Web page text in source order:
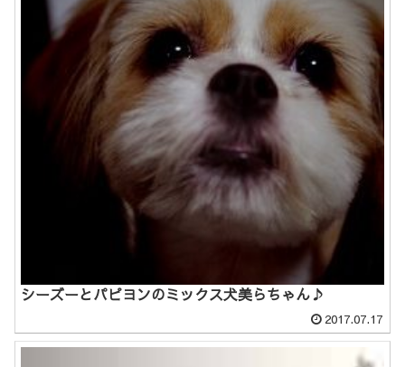
シーズーとパピヨンのミックス犬美らちゃん♪
2017.07.17